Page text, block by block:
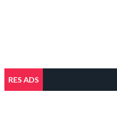
RES ADS